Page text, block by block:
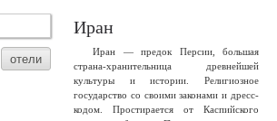
отели
Иран
Иран — предок Персии, большая
страна-хранительница древнейшей
культуры и истории. Религиозное
государство со своими законами и дресс-
кодом. Простирается от Каспийского